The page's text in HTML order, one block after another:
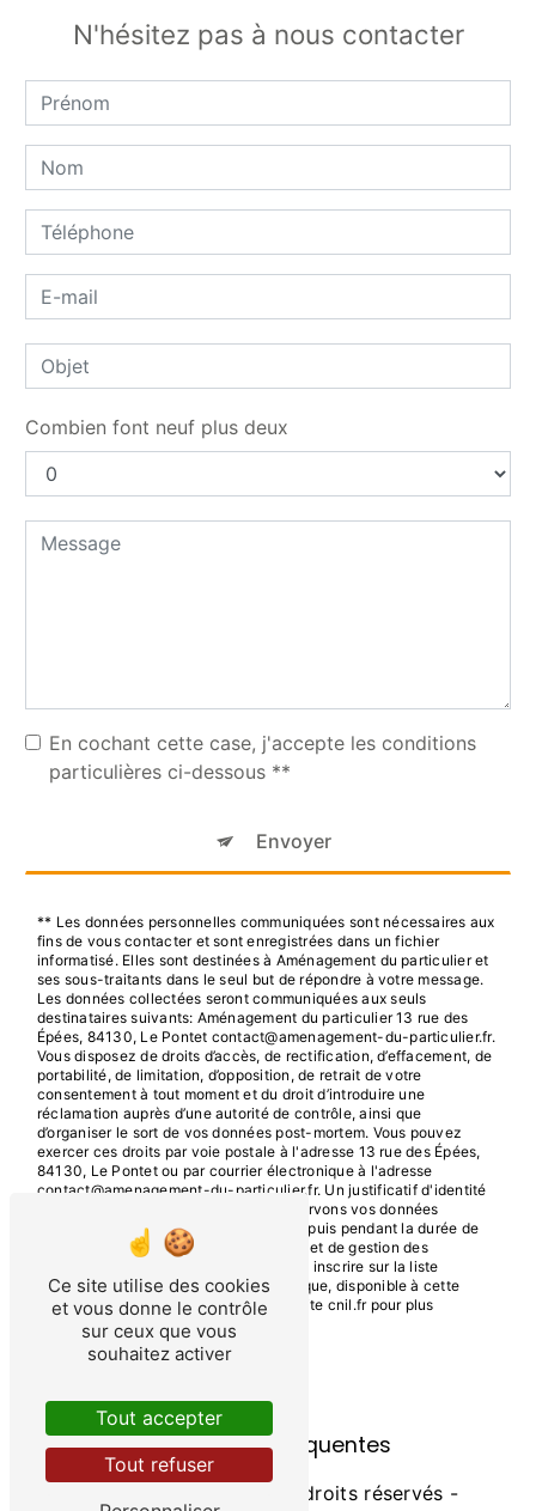
N'hésitez pas à nous contacter
Combien font neuf plus deux
En cochant cette case, j'accepte les conditions
particulières ci-dessous **
Envoyer
** Les données personnelles communiquées sont nécessaires aux
fins de vous contacter et sont enregistrées dans un fichier
informatisé. Elles sont destinées à Aménagement du particulier et
ses sous-traitants dans le seul but de répondre à votre message.
Les données collectées seront communiquées aux seuls
destinataires suivants: Aménagement du particulier 13 rue des
Épées, 84130, Le Pontet contact@amenagement-du-particulier.fr.
Vous disposez de droits d’accès, de rectification, d’effacement, de
portabilité, de limitation, d’opposition, de retrait de votre
consentement à tout moment et du droit d’introduire une
réclamation auprès d’une autorité de contrôle, ainsi que
d’organiser le sort de vos données post-mortem. Vous pouvez
exercer ces droits par voie postale à l'adresse 13 rue des Épées,
84130, Le Pontet ou par courrier électronique à l'adresse
contact@amenagement-du-particulier.fr. Un justificatif d'identité
pourra vous être demandé. Nous conservons vos données
pendant la période de prise de contact puis pendant la durée de
prescription légale aux fins probatoires et de gestion des
contentieux. Vous avez le droit de vous inscrire sur la liste
d'opposition au démarchage téléphonique, disponible à cette
adresse: Bloctel.gouv.fr. Consultez le site cnil.fr pour plus
d’informations sur vos droits.
Recherches fréquentes
- 2026 - Tous droits réservés -
Ce site utilise des cookies
et vous donne le contrôle
sur ceux que vous
souhaitez activer
Tout accepter
Tout refuser